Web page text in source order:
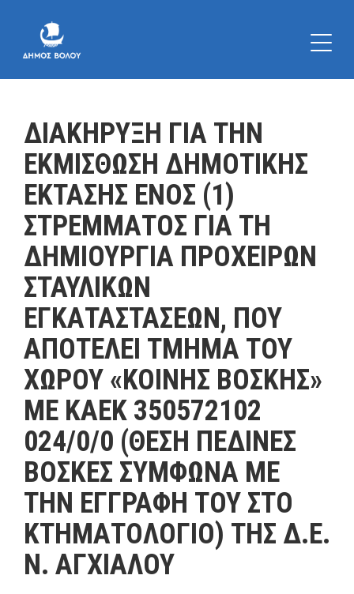
ΔΙΑΚΗΡΥΞΗ ΓΙΑ ΤΗΝ
ΕΚΜΙΣΘΩΣΗ ΔΗΜΟΤΙΚΗΣ
ΕΚΤΑΣΗΣ ΕΝΟΣ (1)
ΣΤΡΕΜΜΑΤΟΣ ΓΙΑ ΤΗ
ΔΗΜΙΟΥΡΓΙΑ ΠΡΟΧΕΙΡΩΝ
ΣΤΑΥΛΙΚΩΝ
ΕΓΚΑΤΑΣΤΑΣΕΩΝ, ΠΟΥ
ΑΠΟΤΕΛΕΙ ΤΜΗΜΑ ΤΟΥ
ΧΩΡΟΥ «ΚΟΙΝΗΣ ΒΟΣΚΗΣ»
ΜΕ ΚΑΕΚ 350572102
024/0/0 (ΘΕΣΗ ΠΕΔΙΝΕΣ
ΒΟΣΚΕΣ ΣΥΜΦΩΝΑ ΜΕ
ΤΗΝ ΕΓΓΡΑΦΗ ΤΟΥ ΣΤΟ
ΚΤΗΜΑΤΟΛΟΓΙΟ) ΤΗΣ Δ.Ε.
Ν. ΑΓΧΙΑΛΟΥ